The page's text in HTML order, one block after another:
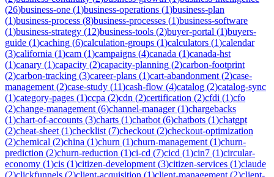
(26)business-one (1)business-operations (1)business-plan
(1)business-process (8)business-processes (1)business-software
(1)business-strategy (12)business-tools (2)buyer-portal (1)buyers-
guide (1)caching (6)calculation-groups (1)calculators (1)calendar
(3)california (1)cam (1)campaigns (4)canada (1)canada-hst
(1)canary (1)capacity (2)capacity-planning (2)carbon-footprint
(2)carbon-tracking (3)career-plans (1)cart-abandonment (2)case-
management (2)case-study (11)cash-flow (4)catalog (2)catalog-sync
(1)category-pages (1)ccpa (2)cdn (2)certification (2)cfdi (1)cfo
(2)change-management (6)channel-manager(1)chargebacks
(1)chart-of-accounts (3)charts (1)chatbot (6)chatbots (1)chatgpt
(2)cheat-sheet (1)checklist (7)checkout (2)checkout-optimization
(2)chemical (2)china (1)churn (1)churn-management (1)churn-
prediction (2)churn-reduction (1)ci-cd (7)cicd (1)cin7 (1)circular-
economy (1)cis (1)citizen-development (3)citizen-services (1)claude
(2)clickfunnels (2)client-acquisition (1)client-management (2)client-